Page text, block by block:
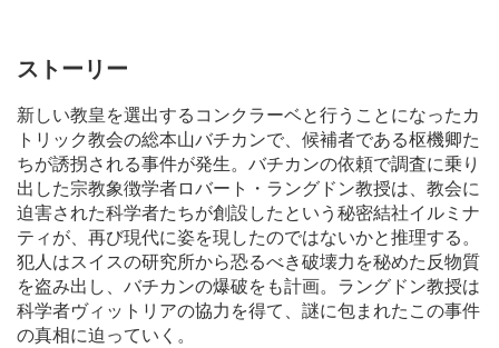
ストーリー
新しい教皇を選出するコンクラーベと行うことになったカ
トリック教会の総本山バチカンで、候補者である枢機卿た
ちが誘拐される事件が発生。バチカンの依頼で調査に乗り
出した宗教象徴学者ロバート・ラングドン教授は、教会に
迫害された科学者たちが創設したという秘密結社イルミナ
ティが、再び現代に姿を現したのではないかと推理する。
犯人はスイスの研究所から恐るべき破壊力を秘めた反物質
を盗み出し、バチカンの爆破をも計画。ラングドン教授は
科学者ヴィットリアの協力を得て、謎に包まれたこの事件
の真相に迫っていく。